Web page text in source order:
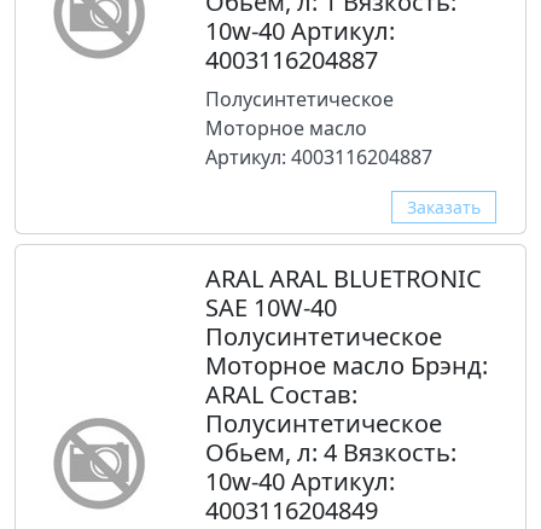
10w-40 Артикул:
4003116204887
Полусинтетическое
Моторное масло
Артикул: 4003116204887
Заказать
ARAL ARAL BLUETRONIC
SAE 10W-40
Полусинтетическое
Моторное масло Брэнд:
ARAL Состав:
Полусинтетическое
Обьем, л: 4 Вязкость:
10w-40 Артикул:
4003116204849